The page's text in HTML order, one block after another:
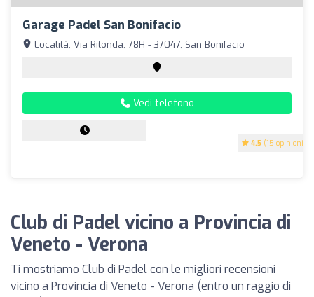
Garage Padel San Bonifacio
4.5 (15 opinioni)
Località, Via Ritonda, 78H - 37047, San Bonifacio
Vedi telefono
Club di Padel vicino a Provincia di
Veneto - Verona
Ti mostriamo Club di Padel con le migliori recensioni
vicino a Provincia di Veneto - Verona (entro un raggio di